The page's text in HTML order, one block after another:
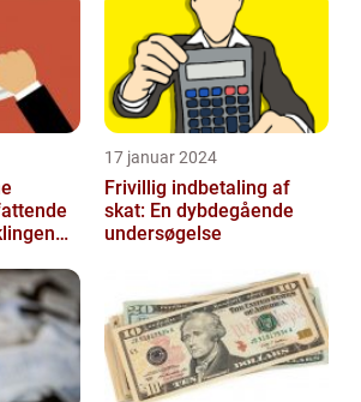
17 januar 2024
Frivillig indbetaling af
skat: En dybdegående
undersøgelse